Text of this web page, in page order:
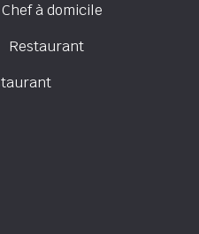
à domicile
Restaurant